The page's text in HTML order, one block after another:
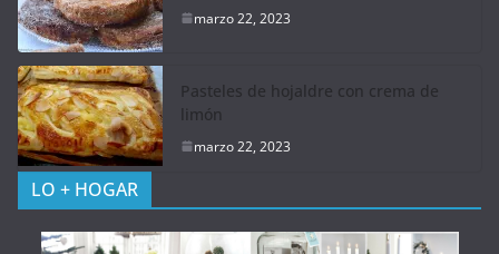
marzo 22, 2023
Pasteles de hojaldre con crema de
limón
marzo 22, 2023
LO + HOGAR